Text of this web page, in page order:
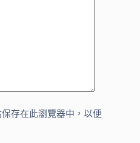
存在此瀏覽器中，以便